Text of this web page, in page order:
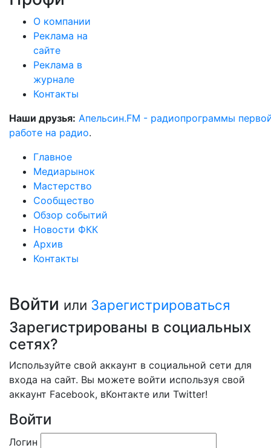
О компании
Реклама на
сайте
Реклама в
журнале
Контакты
Наши друзья: Апельсин.FM - радиопрограммы
работе на радио.
Главное
Медиарынок
Мастерство
Сообщество
Обзор событий
Новости ФКК
Архив
Контакты
Войти или Зарегистрироваться
Зарегистрированы в социальных
сетях?
Используйте свой аккаунт в социальной сети для
входа на сайт. Вы можете войти используя свой
аккаунт Facebook, вКонтакте или Twitter!
Войти
Логин